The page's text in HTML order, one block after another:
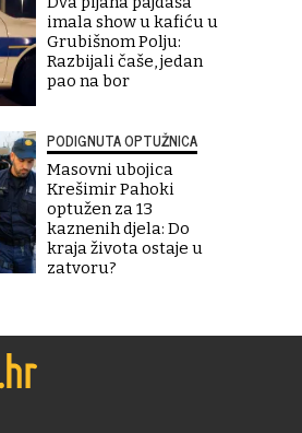
imala show u kafiću u
Grubišnom Polju:
Razbijali čaše, jedan
pao na bor
PODIGNUTA OPTUŽNICA
Masovni ubojica
Krešimir Pahoki
optužen za 13
kaznenih djela: Do
kraja života ostaje u
zatvoru?